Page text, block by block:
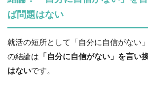
ば問題はない
就活の短所として「自分に自信がない
の結論は 「自分に自信がない」を言い
はないです。